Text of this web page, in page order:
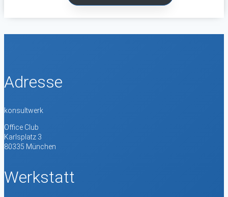
Adresse
konsultwerk
Office Club
Karlsplatz 3
80335 München
Werkstatt